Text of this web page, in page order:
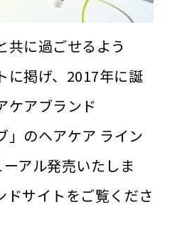
共に過ごせるよう
に掲げ、2017年に誕
ケアブランド
」のヘアケア ライン
アル発売いたしま
ドサイトをご覧くださ